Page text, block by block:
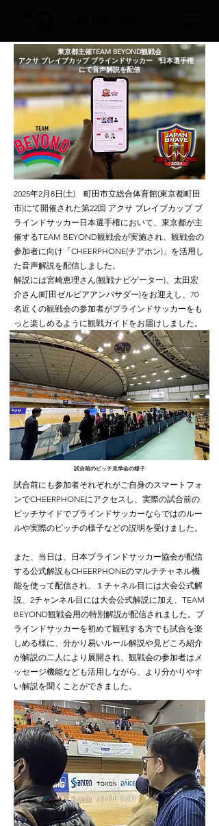
東京都主催TEAM BEYOND観戦会
アクサ ブレイブカップ ブラインドサッカー 日本選手権
にて音声解説を配信
®
2025年2月8日(土) 町田市立総合体育館(東京都町田
市)にて開催された第22回 アクサ ブレイブカップ ブ
ラインドサッカー日本選手権において、東京都が主
催するTEAM BEYOND観戦会が実施され、観戦会の
参加者に向け「CHEERPHONE(チアホン)」を活用し
た音声解説を配信しました。
解説には宮崎恵理さん(観戦ナビゲーター)、太田宏
介さん(町田ゼルビアアンバサダー)をお迎えし、70
名近くの観戦会の参加者がブラインドサッカーをも
っと楽しめるように観戦ガイドをお届けしました。
試合前のピッチ見学会の様子
試合前にも参加者それぞれがご自身のスマートフォ
ンでCHEERPHONEにアクセスし、実際の試合前の
ピッチサイドでブラインドサッカーならではのルー
ルや実際のピッチの様子などの説明を受けました。
また、当日は、日本ブラインドサッカー協会が配信
する公式解説もCHEERPHONEのマルチチャネル機
能を使って配信され、１チャネル目には大会公式解
説、2チャンネル目には大会公式解説に加え、TEAM
BEYOND観戦会用の特別解説が配信されました。ブ
ラインドサッカーを初めて観戦する方でも試合を楽
しめる様に、分かり易いルール解説や見どころ紹介
が解説の二人により展開され、観戦会の参加者はメ
ッセージ機能なども活用しながら、より分かりやす
い解説を聞くことができました。